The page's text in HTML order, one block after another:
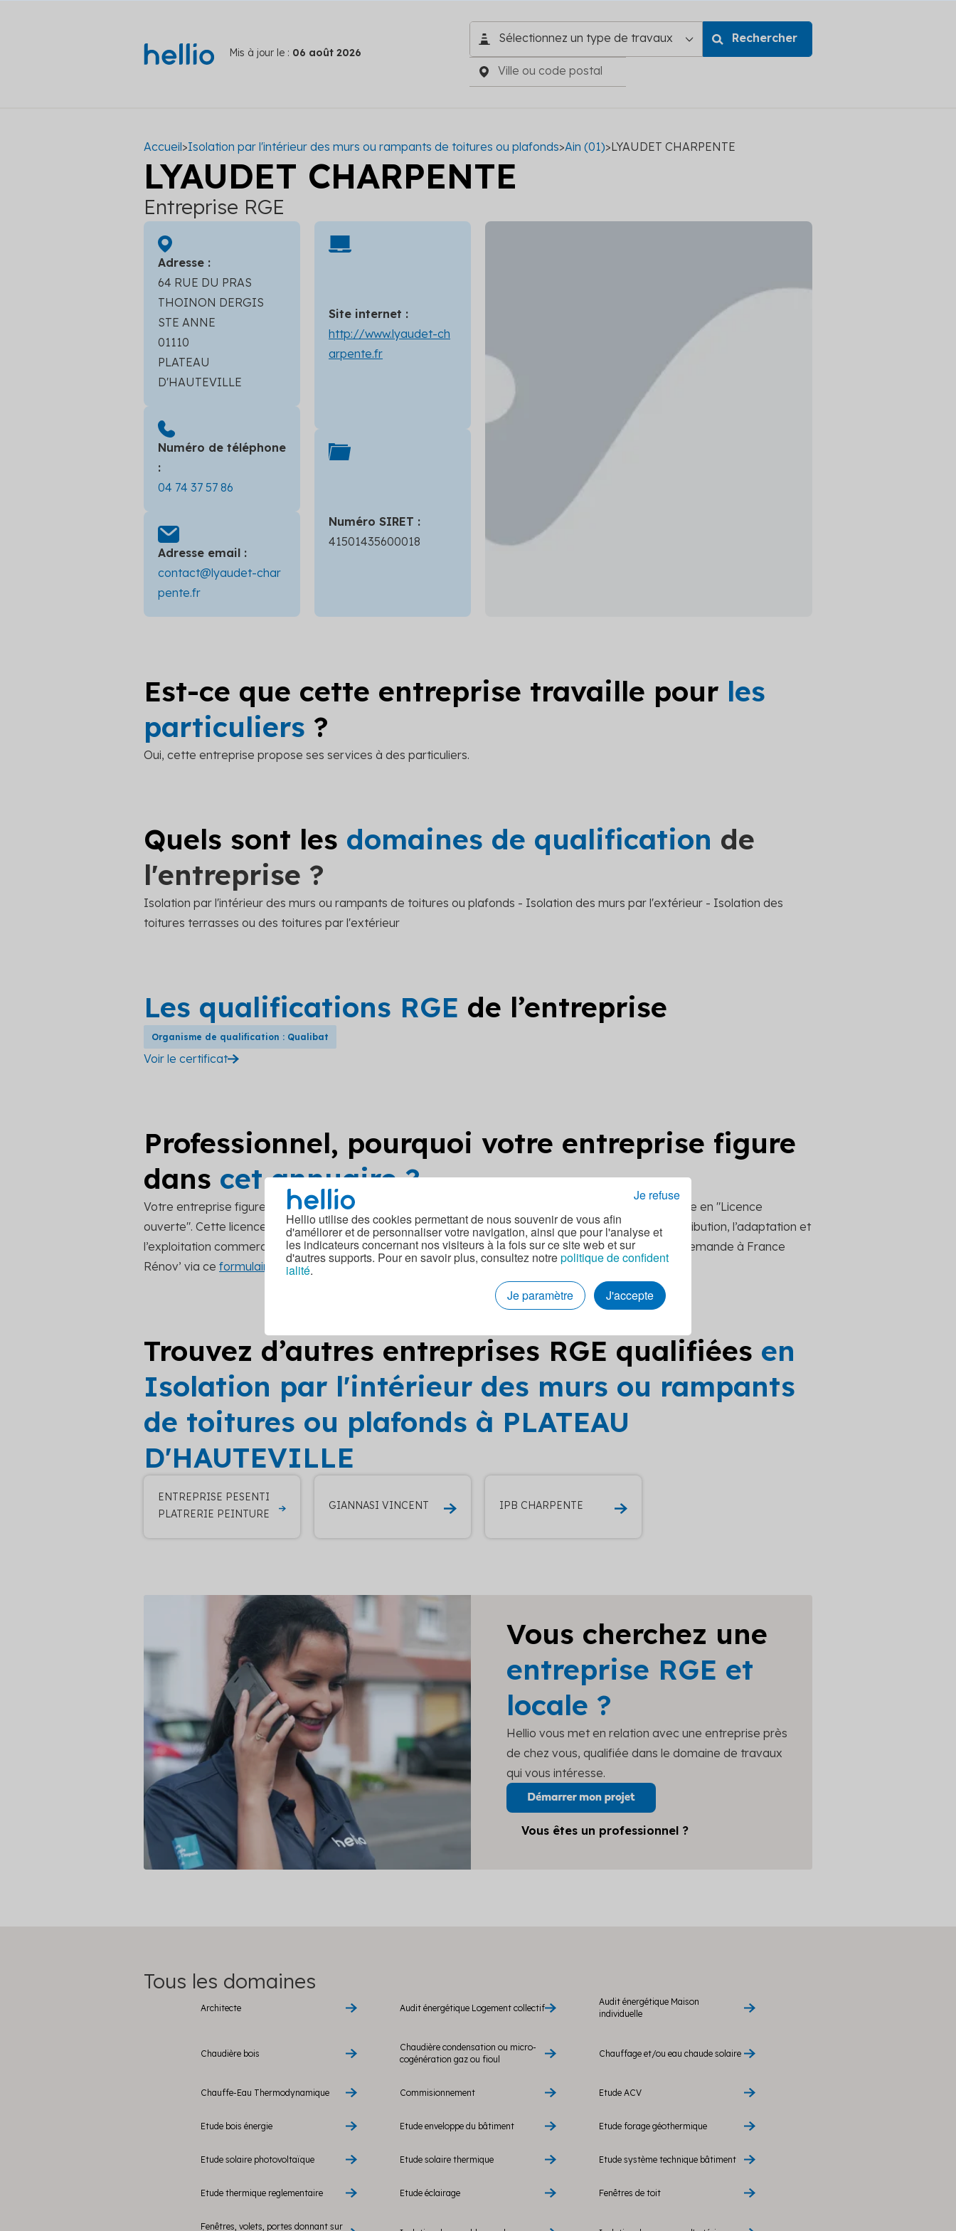
Hellio utilise des cookies permettant de nous souvenir de vous afin
d'améliorer et de personnaliser votre navigation, ainsi que pour l'analyse et
les indicateurs concernant nos visiteurs à la fois sur ce site web et sur
d'autres supports. Pour en savoir plus, consultez notrepolitique de confident
ialité.
Je paramètre
J'accepte
Je refuse
Mis à jour le : 06 août 2026
Accueil>Isolation par l'intérieur des murs ou rampants de toitures ou plafonds>Ain (01)>LYAUDET CHARPENTE
LYAUDET CHARPENTE
Entreprise RGE
Adresse :
64 RUE DU PRAS
THOINON DERGIS
STE ANNE
01110
PLATEAU
D'HAUTEVILLE
Numéro de téléphone
:
04 74 37 57 86
Adresse email :
contact@lyaudet-char
pente.fr
Site internet :
http://www.lyaudet-ch
arpente.fr
Numéro SIRET :
41501435600018
Est-ce que cette entreprise travaille pour les
particuliers ?
Oui, cette entreprise propose ses services à des particuliers.
Quels sont les domaines de qualification de
l'entreprise ?
Isolation par l'intérieur des murs ou rampants de toitures ou plafonds - Isolation des murs par l'extérieur - Isolation des
toitures terrasses ou des toitures par l'extérieur
Les qualifications RGE de l’entreprise
Organisme de qualification : Qualibat
Voir le certificat
Professionnel, pourquoi votre entreprise figure
dans cet annuaire ?
Votre entreprise figure dans cet annuaire car vos données proviennent de la base publique de l'Ademe en "Licence
ouverte". Cette licence encourage la réutilisation des données, en autorisant la reproduction, la redistribution, l’adaptation et
l’exploitation commerciale. Pour mettre à jour vos données sur notre site, merci de soumettre votre demande à France
Rénov’ via ce formulaire de contact.
Trouvez d’autres entreprises RGE qualifiées en
Isolation par l'intérieur des murs ou rampants
de toitures ou plafonds à PLATEAU
D'HAUTEVILLE
ENTREPRISE PESENTI
PLATRERIE PEINTURE
GIANNASI VINCENT IPB CHARPENTE
Vous cherchez une
entreprise RGE et
locale ?
Hellio vous met en relation avec une entreprise près
de chez vous, qualifiée dans le domaine de travaux
qui vous intéresse.
Vous êtes un professionnel ?
Tous les domaines
Architecte Audit énergétique Logement collectif
Audit énergétique Maison
individuelle
Chaudière bois
Chaudière condensation ou micro-
cogénération gaz ou fioul
Chauffage et/ou eau chaude solaire
Chauffe-Eau Thermodynamique Commisionnement Etude ACV
Etude bois énergie Etude enveloppe du bâtiment Etude forage géothermique
Etude solaire photovoltaïque Etude solaire thermique Etude système technique bâtiment
Etude thermique reglementaire Etude éclairage Fenêtres de toit
Fenêtres, volets, portes donnant sur